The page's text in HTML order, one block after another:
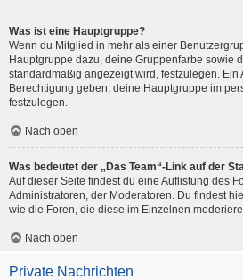
Was ist eine Hauptgruppe?
Wenn du Mitglied in mehr als einer
Hauptgruppe dazu, deine Gruppenfarbe sowie
standardmäßig angezeigt wird, festzulegen. Ein
Berechtigung geben, deine Hauptgruppe im
festzulegen.
Nach oben
Was bedeutet der „Das Team“-Link auf der
Auf dieser Seite findest du eine Auflistung des
Administratoren, der Moderatoren. Du findest
wie die Foren, die diese im Einzelnen
Nach oben
Private Nachrichten